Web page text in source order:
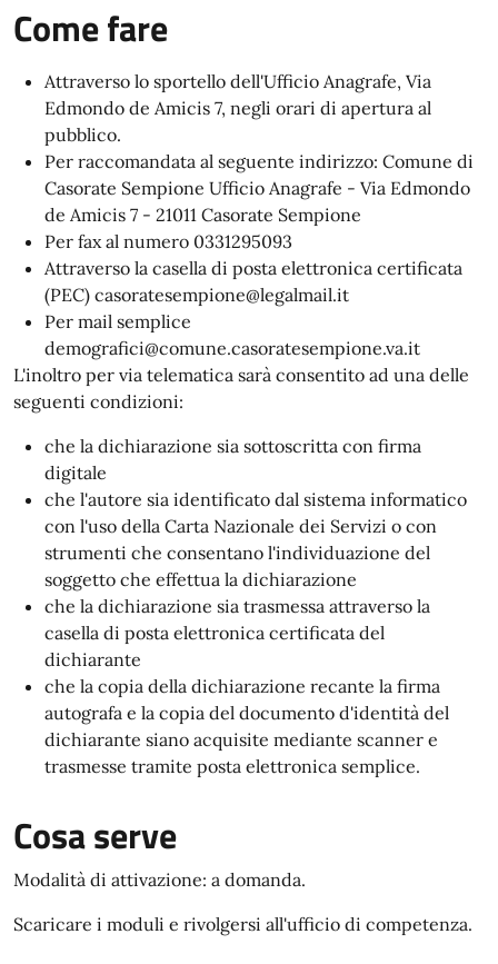
Come fare
Attraverso lo sportello dell'Ufficio Anagrafe, Via
Edmondo de Amicis 7, negli orari di apertura al
pubblico.
Per raccomandata al seguente indirizzo: Comune di
Casorate Sempione Ufficio Anagrafe - Via Edmondo
de Amicis 7 - 21011 Casorate Sempione
Per fax al numero 0331295093
Attraverso la casella di posta elettronica certificata
(PEC) casoratesempione@legalmail.it
Per mail semplice
demografici@comune.casoratesempione.va.it
L'inoltro per via telematica sarà consentito ad una delle
seguenti condizioni:
che la dichiarazione sia sottoscritta con firma
digitale
che l'autore sia identificato dal sistema informatico
con l'uso della Carta Nazionale dei Servizi o con
strumenti che consentano l'individuazione del
soggetto che effettua la dichiarazione
che la dichiarazione sia trasmessa attraverso la
casella di posta elettronica certificata del
dichiarante
che la copia della dichiarazione recante la firma
autografa e la copia del documento d'identità del
dichiarante siano acquisite mediante scanner e
trasmesse tramite posta elettronica semplice.
Cosa serve
Modalità di attivazione: a domanda.
Scaricare i moduli e rivolgersi all'ufficio di competenza.